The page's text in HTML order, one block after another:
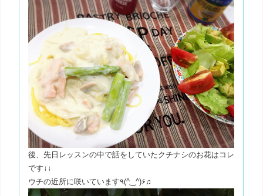
後、先日レッスンの中で話をしていたクチナシのお花はコレ
です↓↓
ウチの近所に咲いています٩(^‿^)۶♫